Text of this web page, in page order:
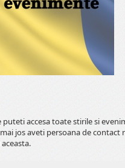
puteti accesa toate stirile si
jos aveti persoana de